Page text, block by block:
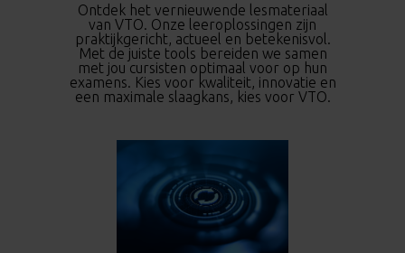
Ontdek het vernieuwende lesmateriaal
van VTO. Onze leeroplossingen zijn
praktijkgericht, actueel en betekenisvol.
Met de juiste tools bereiden we samen
met jou cursisten optimaal voor op hun
examens. Kies voor kwaliteit, innovatie en
een maximale slaagkans, kies voor VTO.